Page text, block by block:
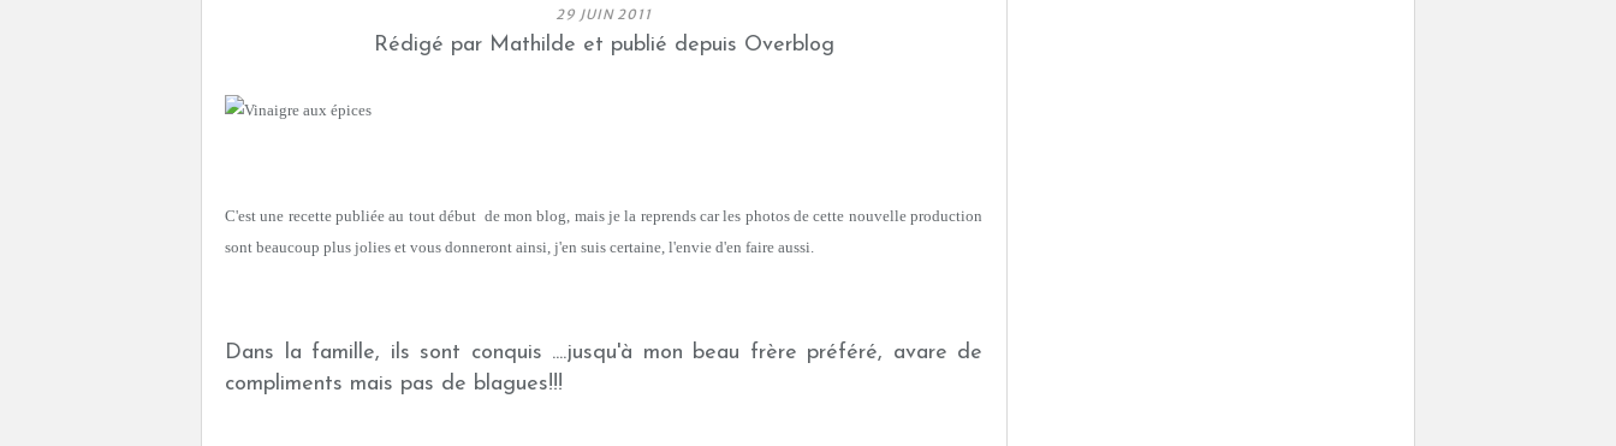
29 JUIN 2011
Rédigé par Mathilde et publié depuis Overblog
C'est une recette publiée au tout début de mon blog, mais je la reprends car les photos de cette nouvelle production
sont beaucoup plus jolies et vous donneront ainsi, j'en suis certaine, l'envie d'en faire aussi.
Dans la famille, ils sont conquis ....jusqu'à mon beau frère préféré, avare de
compliments mais pas de blagues!!!